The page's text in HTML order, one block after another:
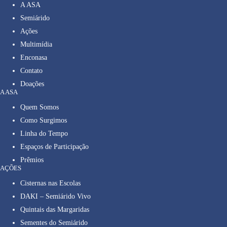
A ASA
Semiárido
Ações
Multimídia
Enconasa
Contato
Doações
A ASA
Quem Somos
Como Surgimos
Linha do Tempo
Espaços de Participação
Prêmios
AÇÕES
Cisternas nas Escolas
DAKI – Semiárido Vivo
Quintais das Margaridas
Sementes do Semiárido